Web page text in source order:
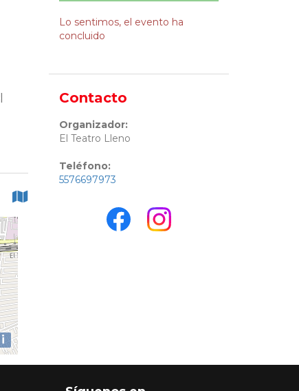
i
Lo sentimos, el evento ha
concluido
Contacto
Organizador:
El Teatro Lleno
Teléfono:
5576697973